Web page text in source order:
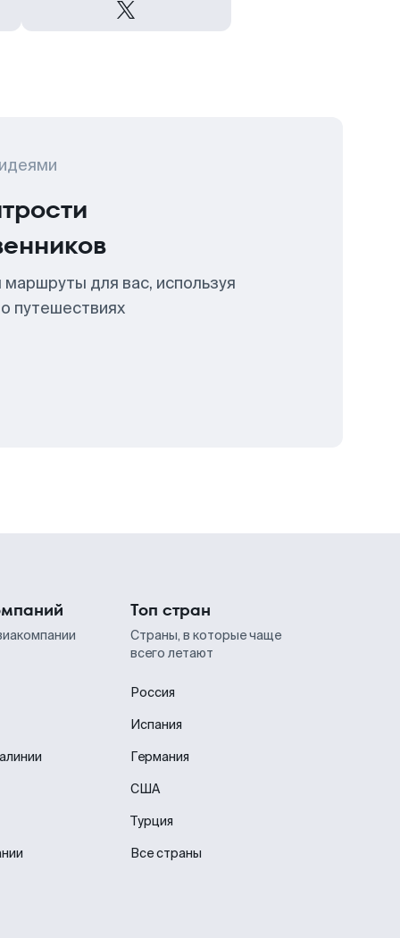
для вас, используя
путешествиях
Топ стран
Страны, в которые чаще
всего летают
Россия
Испания
Германия
США
Турция
Все страны